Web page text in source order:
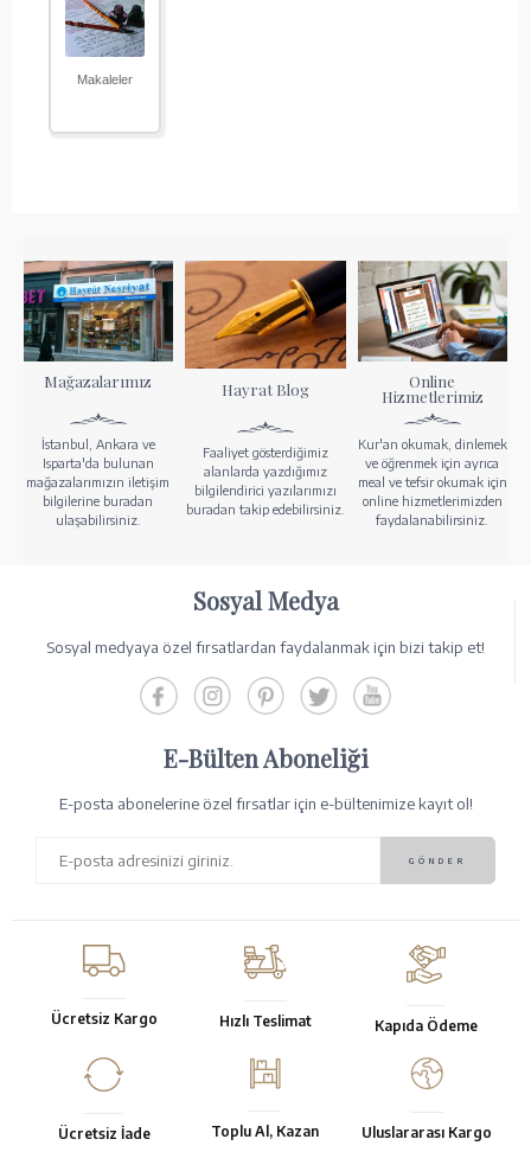
Makaleler
Mağazalarımız
İstanbul, Ankara ve
Isparta'da bulunan
mağazalarımızın iletişim
bilgilerine buradan
ulaşabilirsiniz.
Hayrat Blog
Faaliyet gösterdiğimiz
alanlarda yazdığımız
bilgilendirici yazılarımızı
buradan takip edebilirsiniz.
Online
Hizmetlerimiz
Kur'an okumak, dinlemek
ve öğrenmek için ayrıca
meal ve tefsir okumak için
online hizmetlerimizden
faydalanabilirsiniz.
Sosyal Medya
Sosyal medyaya özel fırsatlardan faydalanmak için bizi takip et!
E-Bülten Aboneliği
E-posta abonelerine özel fırsatlar için e-bültenimize kayıt ol!
Ücretsiz Kargo Hızlı Teslimat Kapıda Ödeme
Ücretsiz İade Toplu Al, Kazan Uluslararası Kargo